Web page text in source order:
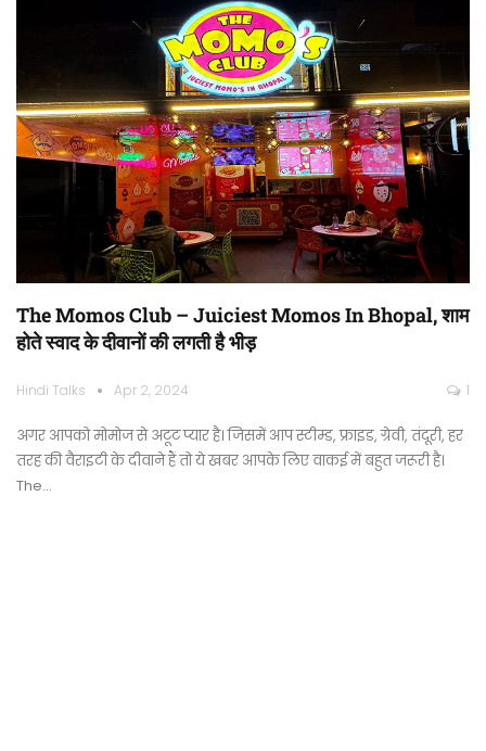
The Momos Club – Juiciest Momos In Bhopal, शाम
होते स्वाद के दीवानों की लगती है भीड़
Hindi Talks Apr 2, 2024 1
अगर आपको मोमोज से अटूट प्यार है। जिसमें आप स्टीम्ड, फ्राइड, ग्रेवी, तंदूरी, हर
तरह की वैराइटी के दीवाने हैं तो ये खबर आपके लिए वाकई में बहुत जरूरी है।
The…